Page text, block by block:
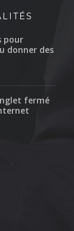
pour
donner des
fermé